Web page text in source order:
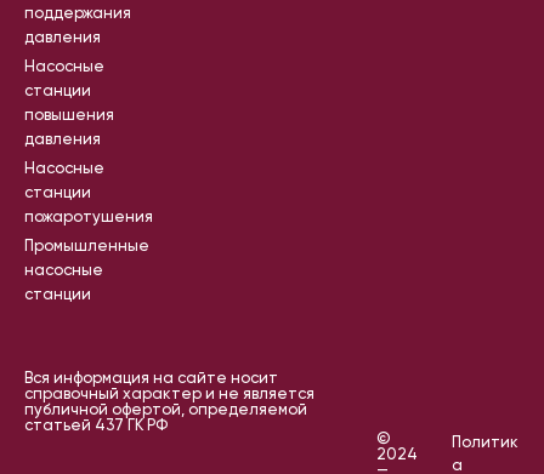
поддержания
давления
Насосные
станции
повышения
давления
Насосные
станции
пожаротушения
Промышленные
насосные
станции
Вся информация на сайте носит
справочный характер и не является
публичной офертой, определяемой
статьей 437 ГК РФ
©
2024
Политик
а